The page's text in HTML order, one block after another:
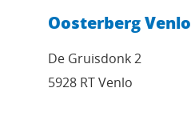
Oosterberg Venlo
De Gruisdonk 2
5928 RT Venlo